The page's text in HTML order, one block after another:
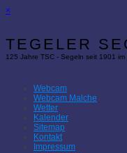
×
TEGELER
125 Jahre TSC - Segeln seit 1901 im
Webcam
Webcam Malche
Wetter
Kalender
Sitemap
Kontakt
Impressum